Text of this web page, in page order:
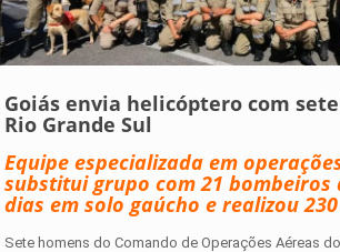
Goiás envia helicóptero com
Rio Grande Sul
Equipe especializada em
substitui grupo com 21 bombeiros
dias em solo gaúcho e realizou
Sete homens do Comando de Operações Aéreas